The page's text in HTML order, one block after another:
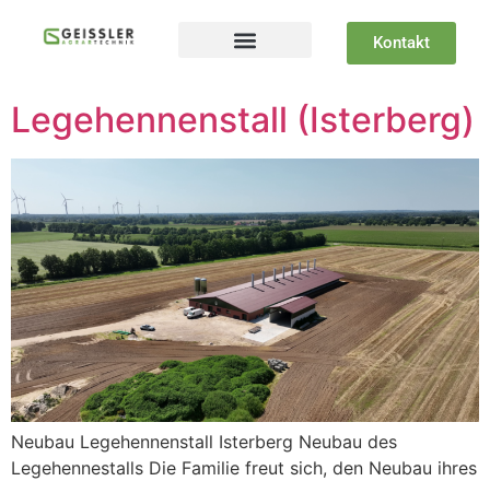
Kontakt
Legehennenstall (Isterberg)
Neubau Legehennenstall Isterberg Neubau des
Legehennestalls Die Familie freut sich, den Neubau ihres